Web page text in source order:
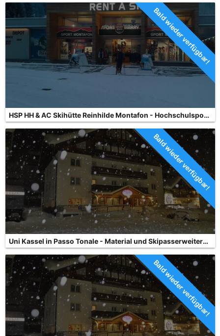
Bald wieder verfügbar!
HSP HH & AC Skihütte Reinhilde Montafon - Hochschulsportreisen
Bald wieder verfügbar!
Uni Kassel in Passo Tonale - Material und Skipasserweiterung
Bald wieder verfügbar!